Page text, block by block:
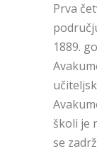
Prva
1889.
školi je
se